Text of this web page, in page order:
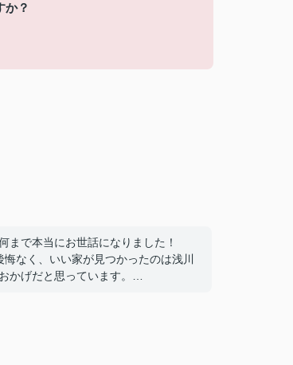
か？
まで本当にお世話になりました！
悔なく、いい家が見つかったのは浅川
かげだと思っています。